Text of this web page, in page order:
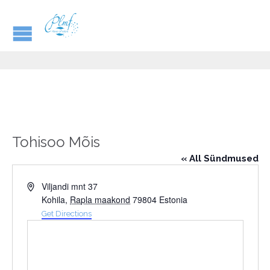
Tohisoo Mõis
« All Sündmused
AddressViljandi mnt 37
Kohila, Rapla maakond 79804 Estonia
Get Directions